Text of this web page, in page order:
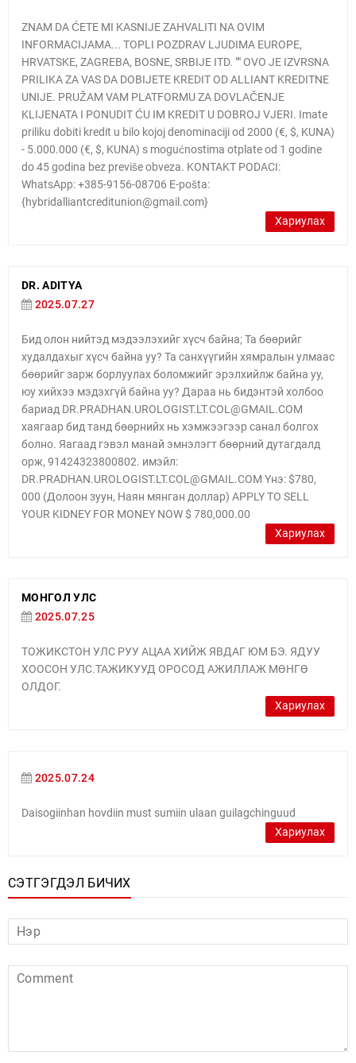
ZNAM DA ĆETE MI KASNIJE ZAHVALITI NA OVIM
INFORMACIJAMA... TOPLI POZDRAV LJUDIMA EUROPE,
HRVATSKE, ZAGREBA, BOSNE, SRBIJE ITD. "" OVO JE IZVRSNA
PRILIKA ZA VAS DA DOBIJETE KREDIT OD ALLIANT KREDITNE
UNIJE. PRUŽAM VAM PLATFORMU ZA DOVLAČENJE
KLIJENATA I PONUDIT ĆU IM KREDIT U DOBROJ VJERI. Imate
priliku dobiti kredit u bilo kojoj denominaciji od 2000 (€, $, KUNA)
- 5.000.000 (€, $, KUNA) s mogućnostima otplate od 1 godine
do 45 godina bez previše obveza. KONTAKT PODACI:
WhatsApp: +385-9156-08706 E-pošta:
{hybridalliantcreditunion@gmail.com}
Хариулах
DR. ADITYA
2025.07.27
Бид олон нийтэд мэдээлэхийг хүсч байна; Та бөөрийг
худалдахыг хүсч байна уу? Та санхүүгийн хямралын улмаас
бөөрийг зарж борлуулах боломжийг эрэлхийлж байна уу,
юу хийхээ мэдэхгүй байна уу? Дараа нь бидэнтэй холбоо
бариад DR.PRADHAN.UROLOGIST.LT.COL@GMAIL.COM
хаягаар бид танд бөөрнийх нь хэмжээгээр санал болгох
болно. Яагаад гэвэл манай эмнэлэгт бөөрний дутагдалд
орж, 91424323800802. имэйл:
DR.PRADHAN.UROLOGIST.LT.COL@GMAIL.COM Yнэ: $780,
000 (Долоон зуун, Наян мянган доллар) APPLY TO SELL
YOUR KIDNEY FOR MONEY NOW $ 780,000.00
Хариулах
МОНГОЛ УЛС
2025.07.25
ТОЖИКСТОН УЛС РУУ АЦАА ХИЙЖ ЯВДАГ ЮМ БЭ. ЯДУУ
ХООСОН УЛС.ТАЖИКУУД ОРОСОД АЖИЛЛАЖ МӨНГӨ
ОЛДОГ.
Хариулах
2025.07.24
Daisogiinhan hovdiin must sumiin ulaan guilagchinguud
Хариулах
СЭТГЭГДЭЛ БИЧИХ